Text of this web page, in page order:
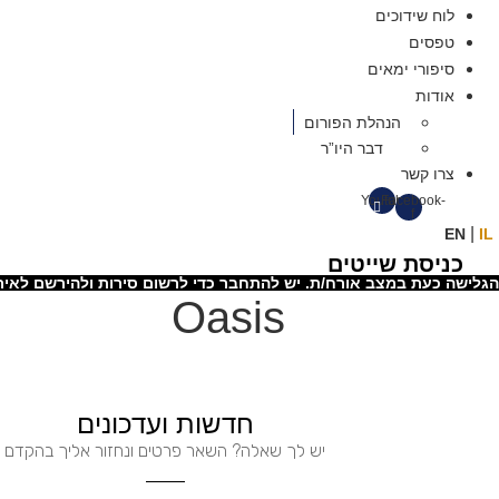
לוח שידוכים
טפסים
סיפורי ימאים
אודות
הנהלת הפורום
דבר היו”ר
צרו קשר
Facebook-
f
Youtube
EN IL
כניסת שייטים
הגלישה כעת במצב אורח/ת. יש להתחבר כדי לרשום סירות ולהירשם
Oasis
חדשות ועדכונים
יש לך שאלה? השאר פרטים ונחזור אליך בהקדם